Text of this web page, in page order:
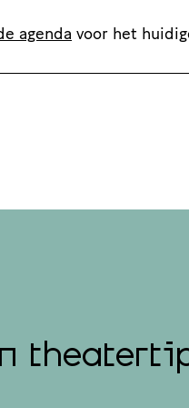
agenda voor het